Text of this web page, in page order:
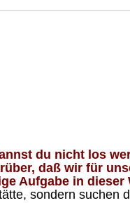
du nicht los
daß wir für
Aufgabe in dieser
sondern suchen